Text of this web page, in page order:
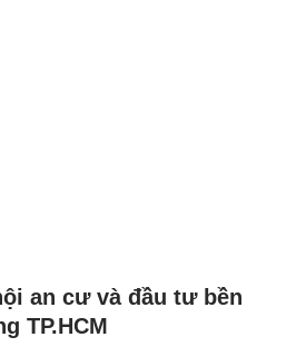
an cư và đầu tư bền
TP.HCM